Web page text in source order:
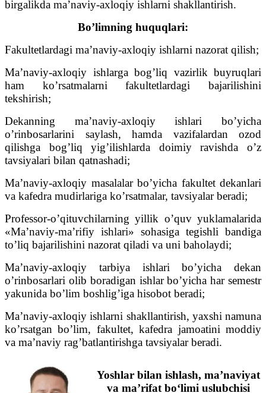
birgalikda ma’naviy-axloqiy ishlarni shakllantirish.
Bo’limning huquqlari:
Fakultetlardagi ma’naviy-axloqiy ishlarni nazorat qilish;
Ma’naviy-axloqiy ishlarga bog’liq vazirlik buyruqlari
ham ko’rsatmalarni fakultetlardagi bajarilishini
tekshirish;
Dekanning ma’naviy-axloqiy ishlari bo’yicha
o’rinbosarlarini saylash, hamda vazifalardan ozod
qilishga bog’liq yig’ilishlarda doimiy ravishda o’z
tavsiyalari bilan qatnashadi;
Ma’naviy-axloqiy masalalar bo’yicha fakultet dekanlari
va kafedra mudirlariga ko’rsatmalar, tavsiyalar beradi;
Professor-o’qituvchilarning yillik o’quv yuklamalarida
«Ma’naviy-ma’rifiy ishlari» sohasiga tegishli bandiga
to’liq bajarilishini nazorat qiladi va uni baholaydi;
Ma’naviy-axloqiy tarbiya ishlari bo’yicha dekan
o’rinbosarlari olib boradigan ishlar bo’yicha har semestr
yakunida bo’lim boshlig’iga hisobot beradi;
Ma’naviy-axloqiy ishlarni shakllantirish, yaxshi namuna
ko’rsatgan bo’lim, fakultet, kafedra jamoatini moddiy
va ma’naviy rag’batlantirishga tavsiyalar beradi.
Yoshlar bilan ishlash, ma’naviyat
va ma’rifat bo‘limi uslubchisi